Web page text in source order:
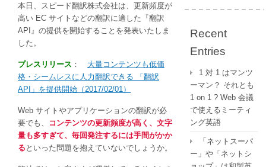
シ
ー
ム
レ
ス
に
人
翻
訳
で
き
本日、スピード翻訳株式会社は、更新頻度が
高い EC サイトなどの翻訳に適した『翻訳
API』の提供を開始することを発表いたしま
した。
プレスリリース ： 大量コンテンツも低価
格・シームレスに人力翻訳できる 「翻訳
API」を提供開始（2017/02/01）
Web サイトやアプリケーションの翻訳が必
要でも、
コンテンツの更新頻度が高く、文字
量も多すぎて、毎回発注するには手間がかか
る といった問題を抱えていないでしょうか。
Recent
Entries
1 対 1 はマンツ
ーマン？ それとも
1 on 1 ? Web 会議
で使えるミーティ
ング英語
「ネットスーパ
ー」や「ネットシ